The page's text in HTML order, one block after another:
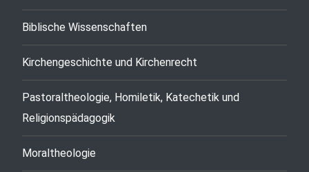
Biblische Wissenschaften
Kirchengeschichte und Kirchenrecht
Pastoraltheologie, Homiletik, Katechetik und
Religionspädagogik
Moraltheologie